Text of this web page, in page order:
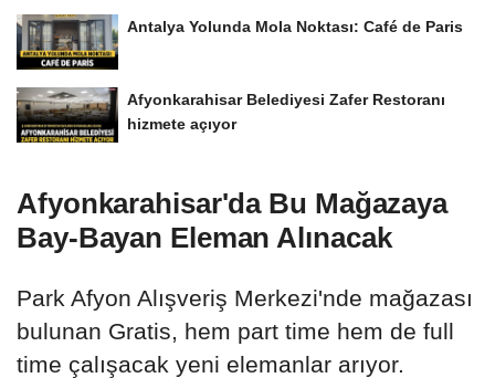
Antalya Yolunda Mola Noktası: Café de Paris
Afyonkarahisar Belediyesi Zafer Restoranı
hizmete açıyor
Afyonkarahisar'da Bu Mağazaya
Bay-Bayan Eleman Alınacak
Park Afyon Alışveriş Merkezi'nde mağazası
bulunan Gratis, hem part time hem de full
time çalışacak yeni elemanlar arıyor.